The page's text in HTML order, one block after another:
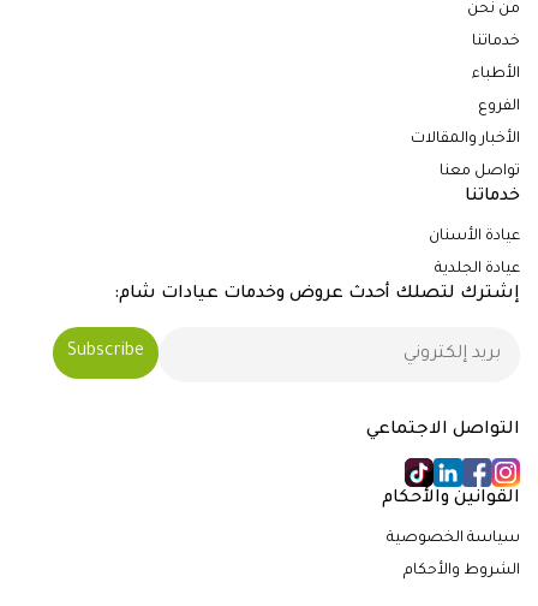
من نحن
خدماتنا
الأطباء
الفروع
الأخبار والمقالات
تواصل معنا
خدماتنا
عيادة الأسنان
عيادة الجلدية
إشترك لتصلك أحدث عروض وخدمات عيادات شام:
التواصل الاجتماعي
القوانين والأحكام
سياسة الخصوصية
الشروط والأحكام